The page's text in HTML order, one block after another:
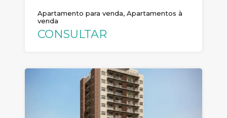
Apartamento para venda, Apartamentos à
venda
CONSULTAR